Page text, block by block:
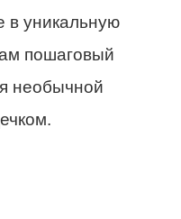
в уникальную
пошаговый
необычной